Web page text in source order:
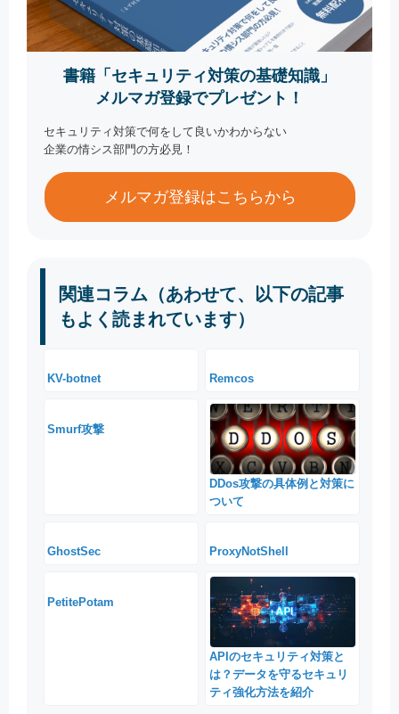
書籍「セキュリティ対策の基礎知識」
メルマガ登録でプレゼント！
セキュリティ対策で何をして良いかわからない
企業の情シス部門の方必見！
メルマガ登録はこちらから
関連コラム（あわせて、以下の記事
もよく読まれています）
KV-botnet Remcos
Smurf攻撃
DDos攻撃の具体例と対策に
ついて
GhostSec ProxyNotShell
PetitePotam
APIのセキュリティ対策と
は？データを守るセキュリ
ティ強化方法を紹介